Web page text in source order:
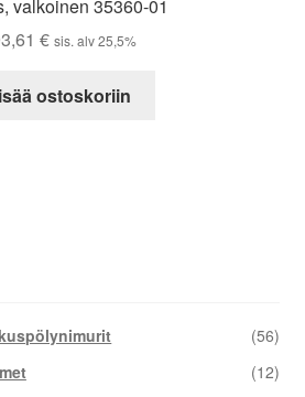
valkoinen 35360-01
€ sis. alv 25,5%
ostoskoriin
(56)
(12)